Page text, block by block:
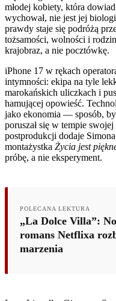
młodej kobiety, która
wychował, nie jest jej
prawdy staje się podróżą
tożsamości, wolności i
krajobraz, a nie pocztówkę.
iPhone 17 w rękach
intymności: ekipa na tyle
marokańskich uliczkach i
hamującej opowieść.
jako ekonomia — sposób,
poruszał się w tempie
postprodukcji dodaje
montażystka Życia jest
próbę, a nie eksperyment.
POLECANA LEKTURA
„La Dolce Villa”:
romans Netflixa
marzenia